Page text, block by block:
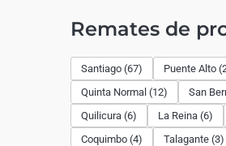
Remates de
Santiago (67) Puente Alto
Quinta Normal (12)
San
Quilicura (6)
La Reina (6)
Coquimbo (4)
Talagante (3)